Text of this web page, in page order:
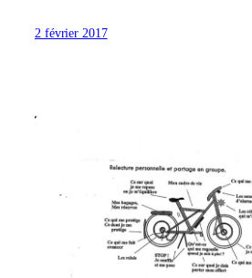
2 février 2017